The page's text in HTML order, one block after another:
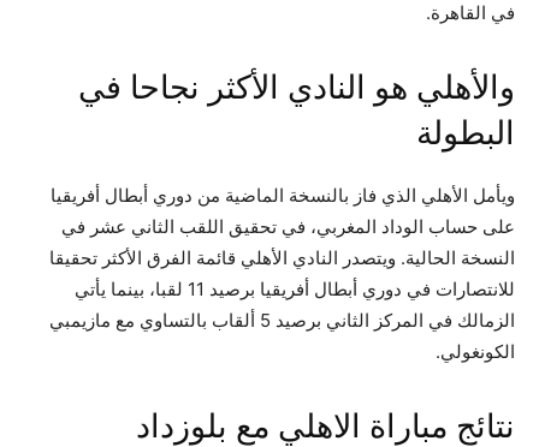
في القاهرة.
والأهلي هو النادي الأكثر نجاحا في
البطولة
ويأمل الأهلي الذي فاز بالنسخة الماضية من دوري أبطال أفريقيا
على حساب الوداد المغربي، في تحقيق اللقب الثاني عشر في
النسخة الحالية. ويتصدر النادي الأهلي قائمة الفرق الأكثر تحقيقا
للانتصارات في دوري أبطال أفريقيا برصيد 11 لقبا، بينما يأتي
الزمالك في المركز الثاني برصيد 5 ألقاب بالتساوي مع مازيمبي
الكونغولي.
نتائج مباراة الاهلي مع بلوزداد